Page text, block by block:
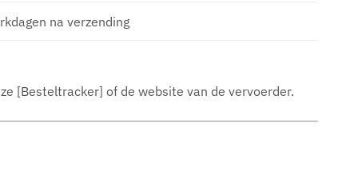
na verzending
[Besteltracker] of de website van de vervoerder.